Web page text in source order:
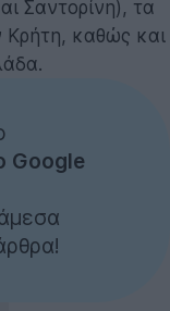
Σαντορίνη), τα
καθώς και
Google